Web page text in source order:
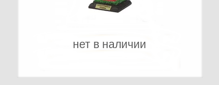
нет в наличии